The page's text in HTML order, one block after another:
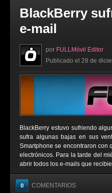
BlackBerry
e-mail
por FULLMóvil Editor
Publicado el 28 de
BlackBerry estuvo sufriendo
sufra algunas bajas en sus
Smartphone se encontraron con
electrónicos. Para la tarde del
abrir todos los e-mails que
0 COMENTARIOS